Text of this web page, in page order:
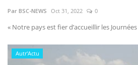
Par BSC-NEWS Oct 31, 2022 0
« Notre pays est fier d’accueillir les
Autr'Actu